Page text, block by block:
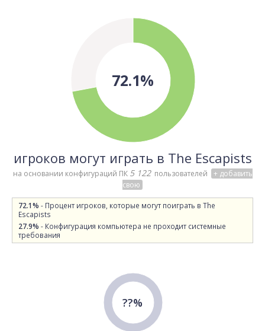
72.1%
игроков могут играть в The Escapists
на основании конфигураций ПК 5 122 пользователей
+ добавить
свою
72.1% - Процент игроков, которые могут поиграть в The
Escapists
27.9% - Конфигурация компьютера не проходит системные
требования
??%